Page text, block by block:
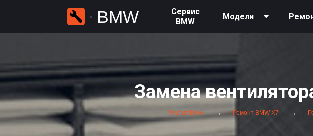
BMW
Сервис
BMW
Модели
Замена
Ремонт Bmw Ремонт BMW X7